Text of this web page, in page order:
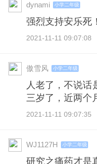
dynami 小学二年级
强烈支持安乐死！
2021-11-11 09:07:08
傲雪风 小学二年级
人老了，不说话
三岁了，近两个
2021-11-11 09:07:35
WJ1127H 小学二年级
研究之痛药才是